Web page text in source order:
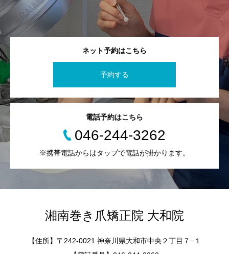
ネット予約はこちら
予約する
電話予約はこちら
046-244-3262
※携帯電話からはタップで電話が掛かります。
湘南巻き爪矯正院 大和院
【住所】〒242-0021 神奈川県大和市中央２丁目７−１